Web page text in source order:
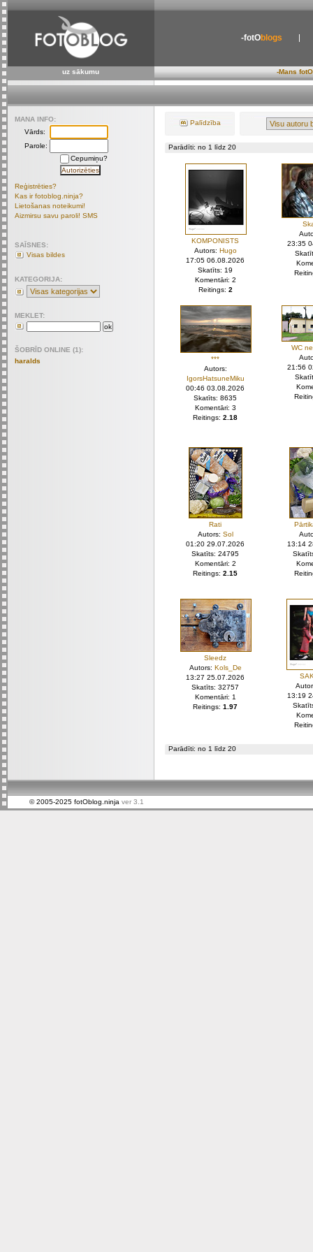
-fotOblogs
uz sākumu -Mans
Palīdzība
Parādīti: no 1 līdz 20
KOMPONISTS
Autors: Hugo
17:05 06.08.2026
Skatīts: 19
Komentāri: 2
Reitings: 2
23:35
***
Autors:
IgorsHatsuneMiku
00:46 03.08.2026
Skatīts: 8635
Komentāri: 3
Reitings:2.18
WC
21:56
Rati
Autors: Sol
01:20 29.07.2026
Skatīts: 24795
Komentāri: 2
Reitings:2.15
13:14
Sleedz
Autors: Kols_De
13:27 25.07.2026
Skatīts: 32757
Komentāri: 1
Reitings:1.97
13:19
Parādīti: no 1 līdz 20
MANA INFO:
Vārds:
Parole:
Cepumiņu?
Reģistrēties?
Kas ir fotoblog.ninja?
Lietošanas noteikumi!
Aizmirsu savu paroli! SMS
SAĪSNES:
Visas bildes
KATEGORIJA:
MEKLET:
ŠOBRĪD ONLINE (1):
haralds
© 2005-2025 fotOblog.ninja ver 3.1